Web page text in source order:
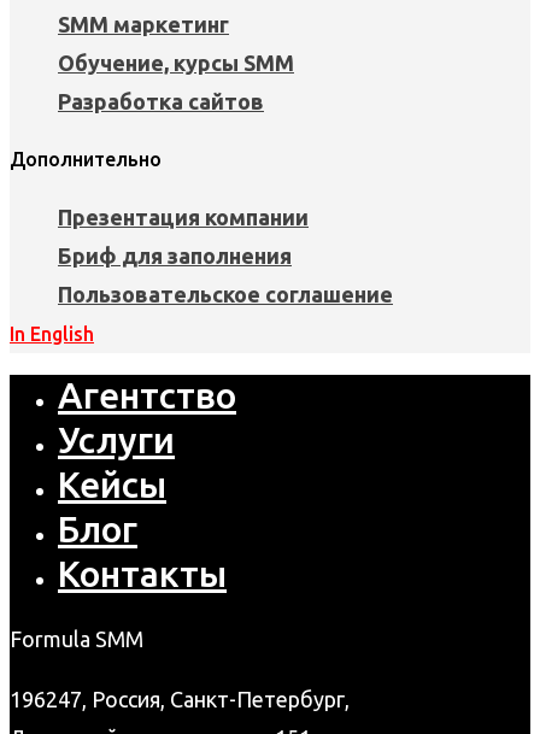
SMM маркетинг
Обучение, курсы SMM
Разработка сайтов
Дополнительно
Презентация компании
Бриф для заполнения
Пользовательское соглашение
In English
Агентство
Услуги
Кейсы
Блог
Контакты
Formula SMM
196247, Россия, Санкт-Петербург,